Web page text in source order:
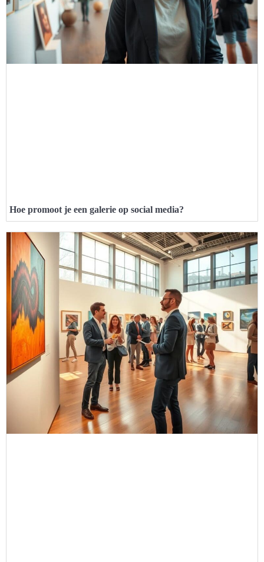
Hoe promoot je een galerie op social media?